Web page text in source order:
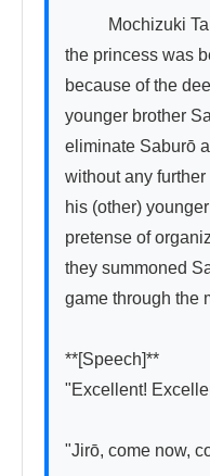
the princess was
because of the
younger brother
eliminate Saburō
without any
his (other)
pretense of
they summoned
game through the
**[Speech]**
"Excellent!
"Jirō, come now,